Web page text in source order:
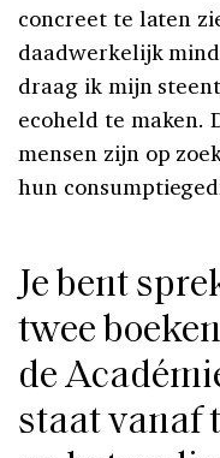
concreet te laten
daadwerkelijk
draag ik mijn
ecoheld te maken.
mensen zijn op
hun
Je bent
twee
de
staat vanaf